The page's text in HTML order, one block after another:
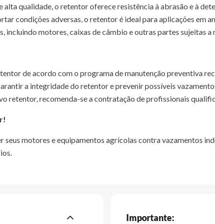
qualidade, o retentor oferece resistência à abrasão e à
condições adversas, o retentor é ideal para aplicações em
incluindo motores, caixas de câmbio e outras partes sujeitas
de acordo com o programa de manutenção preventiva
a integridade do retentor e prevenir possíveis
retentor, recomenda-se a contratação de profissionais
motores e equipamentos agrícolas contra vazamentos
Importante: